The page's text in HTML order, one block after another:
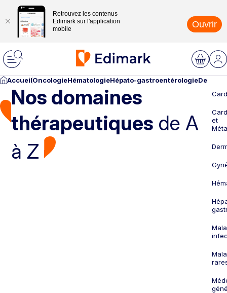
Retrouvez les contenus
Edimark sur l'application
mobile
Ouvrir
AccueilOncologieHématologieHépato-gastroentérologie
Nos domaines
thérapeutiques de A
à Z
et